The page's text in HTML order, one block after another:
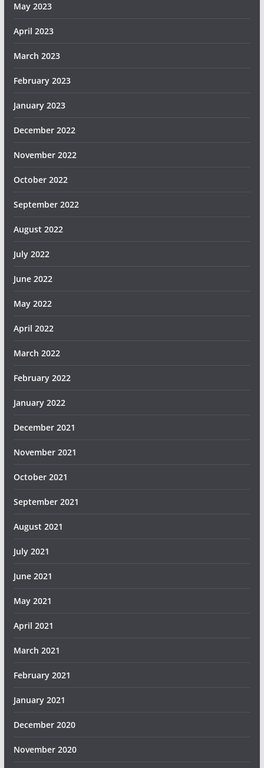
May 2023
April 2023
March 2023
February 2023
January 2023
December 2022
November 2022
October 2022
September 2022
August 2022
July 2022
June 2022
May 2022
April 2022
March 2022
February 2022
January 2022
December 2021
November 2021
October 2021
September 2021
August 2021
July 2021
June 2021
May 2021
April 2021
March 2021
February 2021
January 2021
December 2020
November 2020